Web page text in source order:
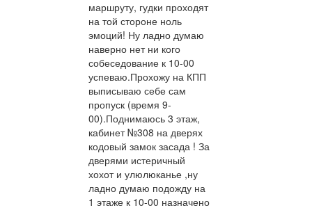
маршруту, гудки проходят
на той стороне ноль
эмоций! Ну ладно думаю
наверно нет ни кого
собеседование к 10-00
успеваю.Прохожу на КПП
выписываю себе сам
пропуск (время 9-
00).Поднимаюсь 3 этаж,
кабинет №308 на дверях
кодовый замок засада ! За
дверями истеричный
хохот и улюлюканье ,ну
ладно думаю подожду на
1 этаже к 10-00 назначено